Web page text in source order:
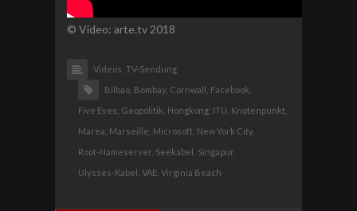
© Video: arte.tv 2018
Videos, TV-Sendung
Bilbao, Bombay, Cornwall,
Facebook,
Five Eyes, Geopolitik, Hongkong, ITU, Knotenpunkt,
Marea, Marseille, Microsoft, New York City,
Root-Nameserver, Seekabel,
Singapur,
Ulysses-Kabel,
VAE, Virginia Beach